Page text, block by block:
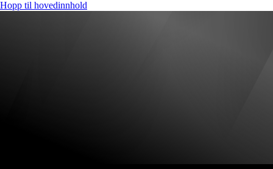
Hopp til hovedinnhold